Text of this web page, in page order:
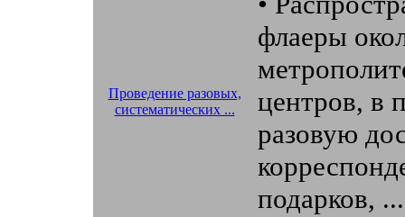
Проведение разовых,
систематических ...
флаеры
центров, в
разовую
подарков,